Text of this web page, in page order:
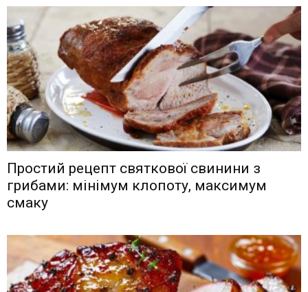
Простий рецепт святкової свинини з
грибами: мінімум клопоту, максимум
смаку